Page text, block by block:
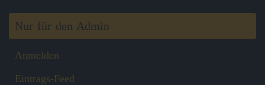
Nur für den Admin
Anmelden
Eintrags-Feed